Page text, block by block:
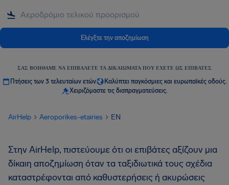
Ελέγξτε την αποζημίωση
ΣΑΣ ΒΟΗΘΆΜΕ ΝΑ ΕΠΙΒΆΛΕΤΕ ΤΑ ΔΙΚΑΙΏΜΑΤΑ ΠΟΥ ΈΧΕΤΕ ΩΣ ΕΠΙΒΆΤΕΣ
Πτήσεις των 3 τελευταίων ετών
Καλύπτει παγκόσμιες και ευρωπαϊκές οδούς.
Χειριζόμαστε τις διαπραγματεύσεις.
AirHelp Aeroporikes-etairies EN
Στην AirHelp, πιστεύουμε ότι οι επιβάτες αξίζουν μια
δίκαιη αποζημίωση όταν τα ταξιδιωτικά τους σχέδια
καταστρέφονται από καθυστερήσεις ή ακυρώσεις